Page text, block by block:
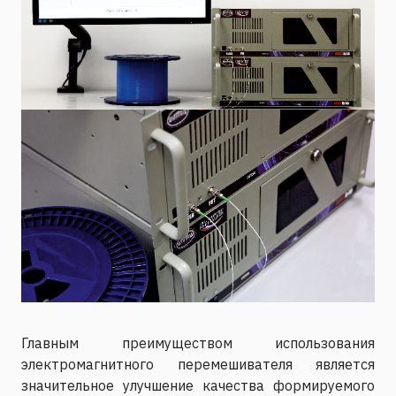
Главным преимуществом использования
электромагнитного перемешивателя является
значительное улучшение качества формируемого